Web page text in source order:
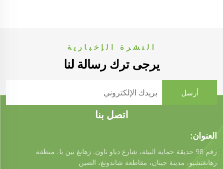
النشرة الإخبارية
يرجى ترك رسالة لنا
اتصل بنا
العنوان:
رقم 98 حديقة حماية البيئة، شارع دياو تاون. زهانغ نين با، منطقة
زهانغتشيو، مدينة جينان، مقاطعة شاندونغ، الصين